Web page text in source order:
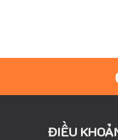
ĐIỀU